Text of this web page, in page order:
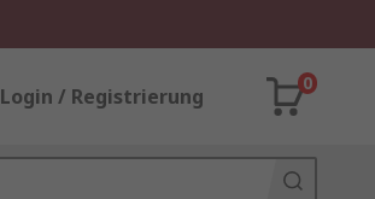
Login / Registrierung
0